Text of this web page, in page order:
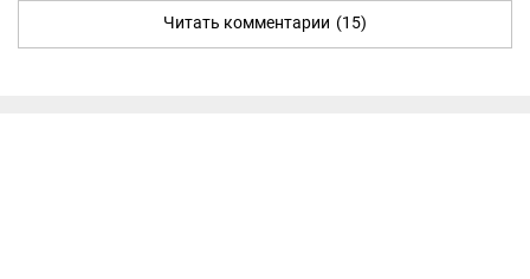
Читать комментарии (15)